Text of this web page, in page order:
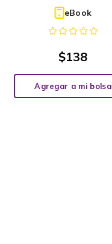
eBook
$138
Agregar a mi bolsa